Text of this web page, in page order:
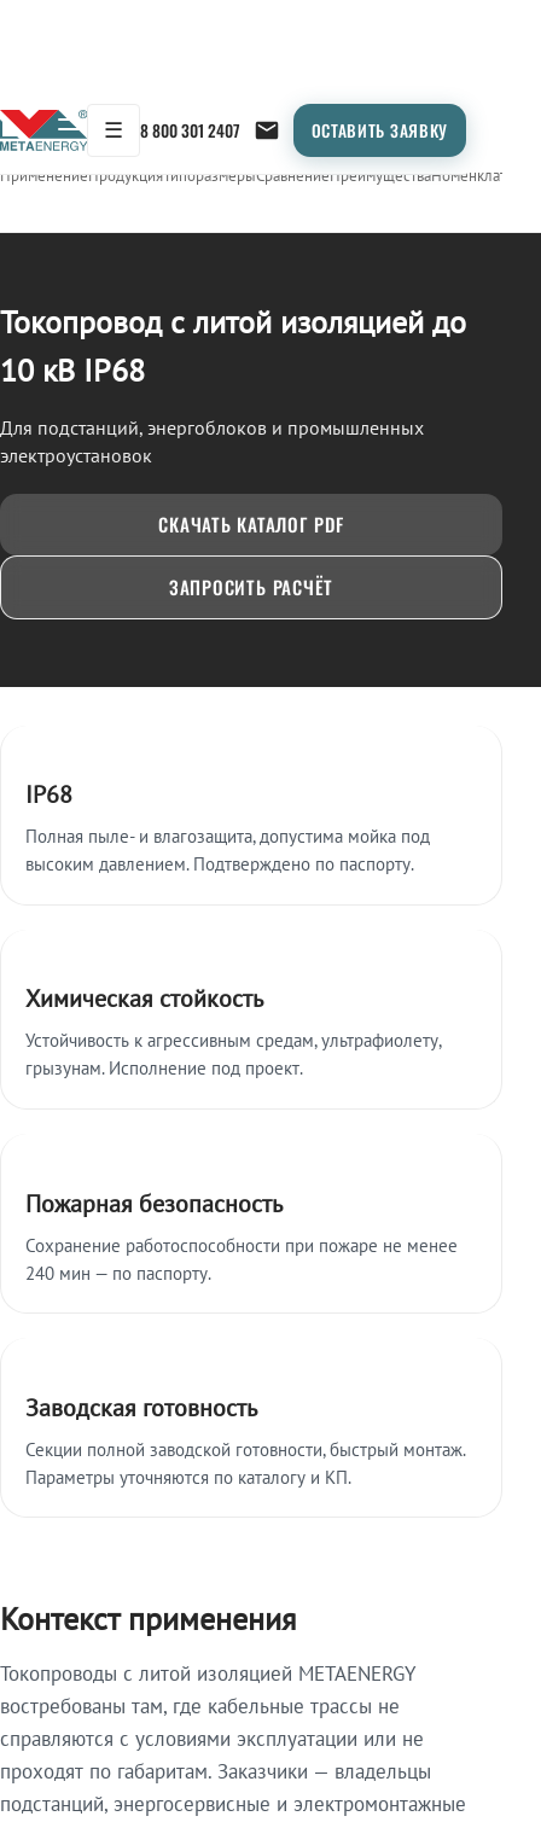
☰ 8 800 301 2407 ОСТАВИТЬ ЗАЯВКУ
← Продукция/ТОКОПРОВОД
ПрименениеПродукцияТипоразмерыСравнениеПреимуществаНоменклатура
Токопровод с литой изоляцией до
10 кВ IP68
Для подстанций, энергоблоков и промышленных
электроустановок
СКАЧАТЬ КАТАЛОГ PDF
ЗАПРОСИТЬ РАСЧЁТ
IP68
Полная пыле- и влагозащита, допустима мойка под
высоким давлением. Подтверждено по паспорту.
Химическая стойкость
Устойчивость к агрессивным средам, ультрафиолету,
грызунам. Исполнение под проект.
Пожарная безопасность
Сохранение работоспособности при пожаре не менее
240 мин — по паспорту.
Заводская готовность
Секции полной заводской готовности, быстрый монтаж.
Параметры уточняются по каталогу и КП.
Контекст применения
Токопроводы с литой изоляцией METAENERGY
востребованы там, где кабельные трассы не
справляются с условиями эксплуатации или не
проходят по габаритам. Заказчики — владельцы
подстанций, энергосервисные и электромонтажные